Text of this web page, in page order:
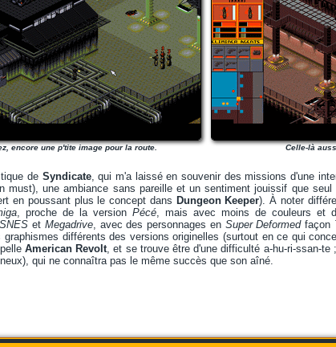
encore une p'tite image pour la route. Celle-là
de Syndicate, qui m'a laissé en souvenir des missions d'une
must), une ambiance sans pareille et un sentiment jouissif que
en poussant plus le concept dans Dungeon Keeper). À noter
, proche de la version Pécé, mais avec moins de couleurs et
SNES et Megadrive, avec des personnages en Super Deformedfaçon
différents des versions originelles (surtout en ce qui
American Revolt, et se trouve être d'une difficulté a-hu-ri-ssan-te
qui ne connaîtra pas le même succès que son aîné.